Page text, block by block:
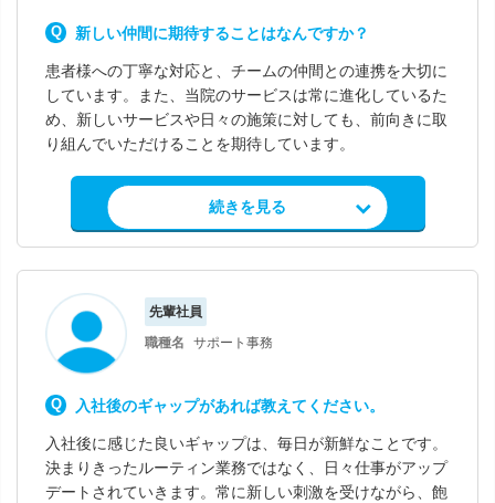
新しい仲間に期待することはなんですか？
患者様への丁寧な対応と、チームの仲間との連携を大切に
しています。また、当院のサービスは常に進化しているた
め、新しいサービスや日々の施策に対しても、前向きに取
り組んでいただけることを期待しています。
求人情報を見る
続きを見る
先輩社員
職種名
サポート事務
入社後のギャップがあれば教えてください。
入社後に感じた良いギャップは、毎日が新鮮なことです。
決まりきったルーティン業務ではなく、日々仕事がアップ
デートされていきます。常に新しい刺激を受けながら、飽